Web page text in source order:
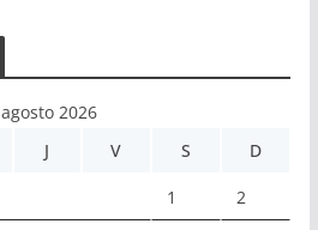
agosto 2026
J V S D
1 2